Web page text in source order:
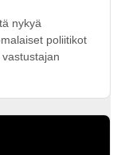
nykyä
poliitikot